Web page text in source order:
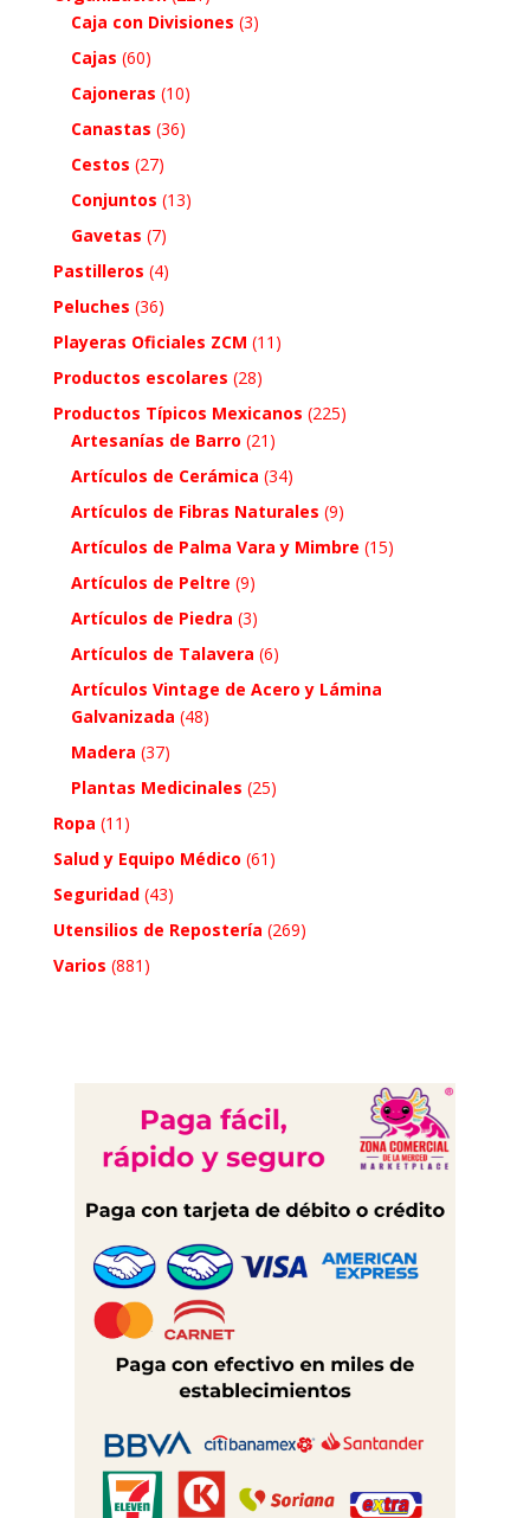
Caja con Divisiones (3)
Cajas (60)
Cajoneras (10)
Canastas (36)
Cestos (27)
Conjuntos (13)
Gavetas (7)
Pastilleros (4)
Peluches (36)
Playeras Oficiales ZCM (11)
Productos escolares (28)
Productos Típicos Mexicanos (225)
Artesanías de Barro (21)
Artículos de Cerámica (34)
Artículos de Fibras Naturales (9)
Artículos de Palma Vara y Mimbre (15)
Artículos de Peltre (9)
Artículos de Piedra (3)
Artículos de Talavera (6)
Artículos Vintage de Acero y Lámina
Galvanizada (48)
Madera (37)
Plantas Medicinales (25)
Ropa (11)
Salud y Equipo Médico (61)
Seguridad (43)
Utensilios de Repostería (269)
Varios (881)